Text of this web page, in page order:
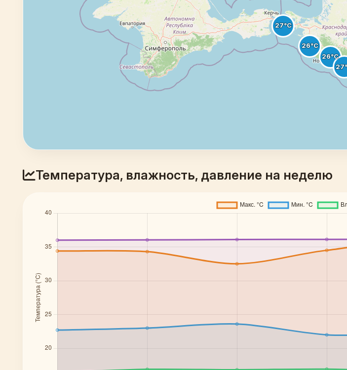
Температура, влажность, давление на неделю